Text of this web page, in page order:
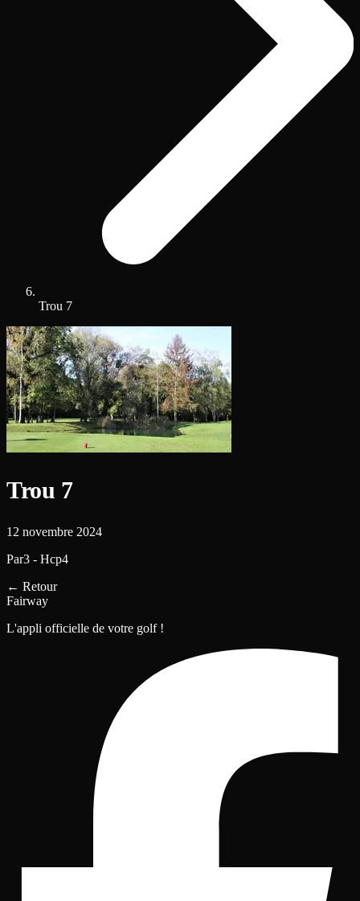
Trou 7
Trou 7
12 novembre 2024
Par3 - Hcp4
← Retour
Fairway
L'appli officielle de votre golf !